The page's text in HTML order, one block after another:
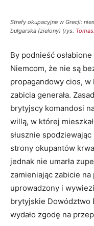
Strefy okupacyjne w Grecji:
bułgarska (zielony) (rys.
By podnieść
Niemcom, że nie są
propagandowy cios, w
zabicia generała.
brytyjscy komandosi
willą, w której
słusznie
strony okupantów
jednak nie umarła
zamieniając zabicie na
uprowadzony i
brytyjskie Dowództwo
wydało zgodę na